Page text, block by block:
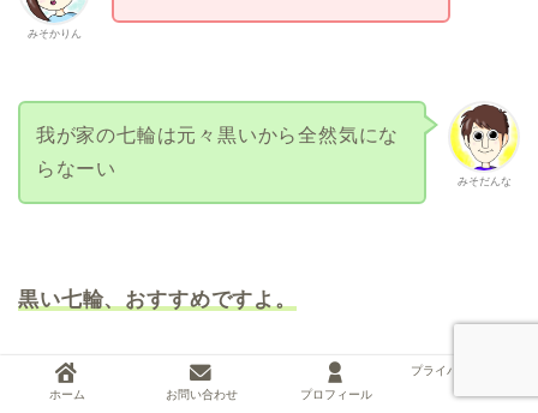
みそかりん
みそだんな
我が家の七輪は元々黒いから全然気にな
らなーい
黒い七輪、おすすめですよ。
ホーム お問い合わせ プロフィール
プライバシーポリシー